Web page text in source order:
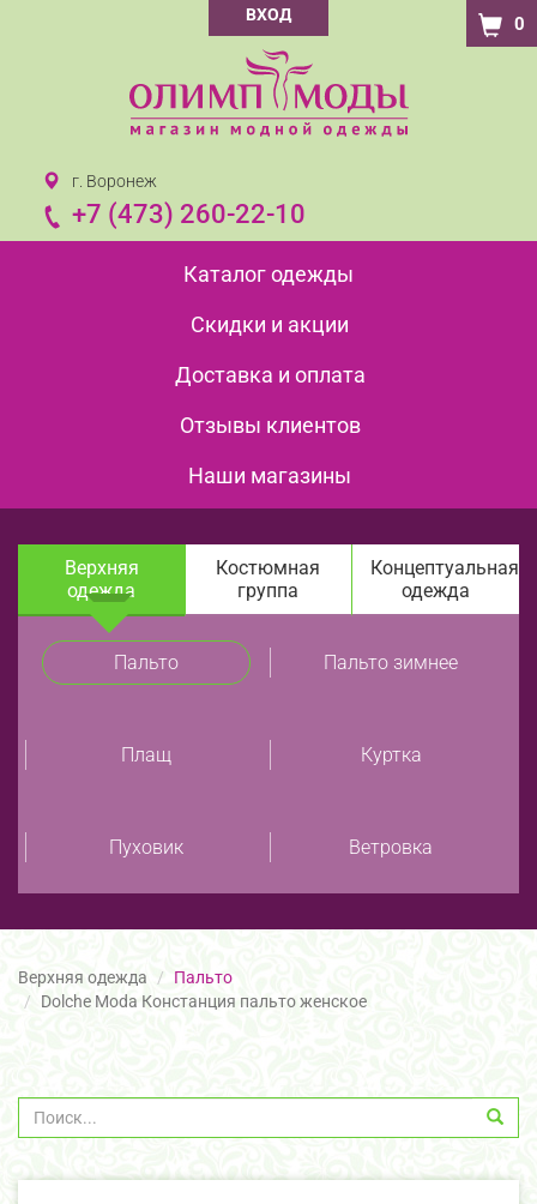
ВХОД 0
г. Воронеж
+7 (473) 260-22-10
Каталог одежды
Скидки и акции
Доставка и оплата
Отзывы клиентов
Наши магазины
Верхняя
одежда
Костюмная
группа
Концептуальная
одежда
Пальто Пальто зимнее
Плащ Куртка
Пуховик Ветровка
Верхняя одежда
Пальто
Dolche Moda Констанция пальто женское